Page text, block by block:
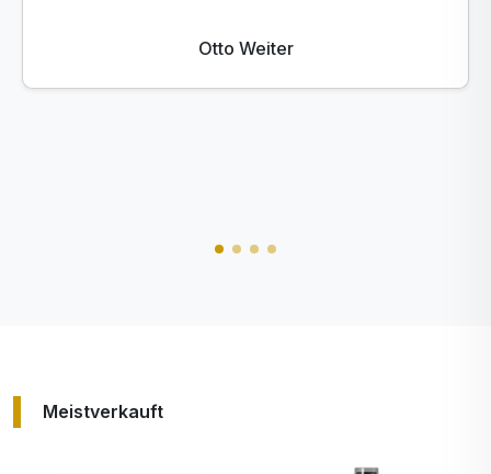
empfohlen, und ich gehe jetzt seit vier
Meistverkauft